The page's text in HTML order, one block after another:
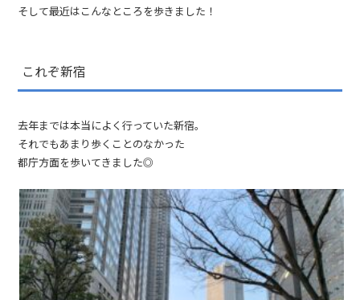
そして最近はこんなところを歩きました！
これぞ新宿
去年までは本当によく行っていた新宿。
それでもあまり歩くことのなかった
都庁方面を歩いてきました◎